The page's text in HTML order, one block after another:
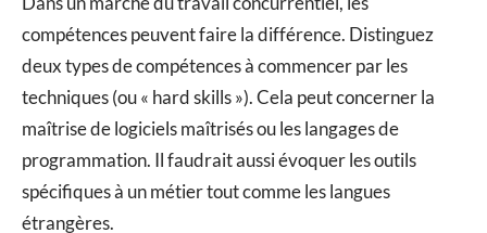
compétences peuvent faire la différence. Distinguez
deux types de compétences à commencer par les
techniques (ou « hard skills »). Cela peut concerner la
maîtrise de logiciels maîtrisés ou les langages de
programmation. Il faudrait aussi évoquer les outils
spécifiques à un métier tout comme les langues
étrangères.